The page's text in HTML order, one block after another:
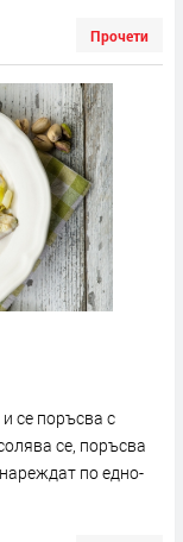
Прочети
се поръсва с
се, поръсва
по едно-